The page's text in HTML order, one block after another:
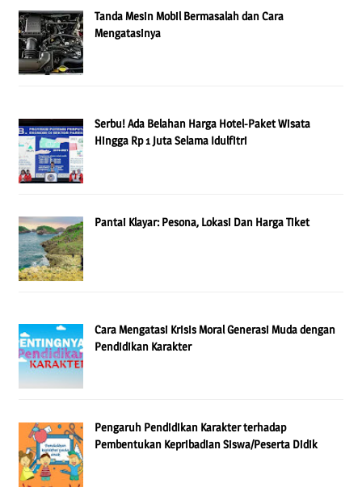
Tanda Mesin Mobil Bermasalah dan Cara
Mengatasinya
Serbu! Ada Belahan Harga Hotel-Paket Wisata
Hingga Rp 1 Juta Selama Idulfitri
Pantai Klayar: Pesona, Lokasi Dan Harga Tiket
Cara Mengatasi Krisis Moral Generasi Muda dengan
Pendidikan Karakter
Pengaruh Pendidikan Karakter terhadap
Pembentukan Kepribadian Siswa/Peserta Didik